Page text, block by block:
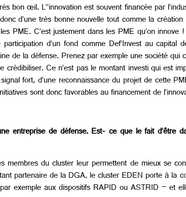
bon œil. L’’innovation est souvent financée par
d’une très bonne nouvelle tout comme la
PME. C’est justement dans les PME qu’on
d’un fond comme Def’Invest au
de la défense. Prenez par exemple une société
crédibiliser. Ce n’est pas le montant investi qui est
fort, d’une reconnaissance du projet de cette
sont donc favorables au financement de
entreprise de défense. Est- ce que le fait d’être
du cluster leur permettent de mieux se
partenaire de la DGA, le cluster EDEN porte à la
exemple aux dispositifs RAPID ou ASTRID – et